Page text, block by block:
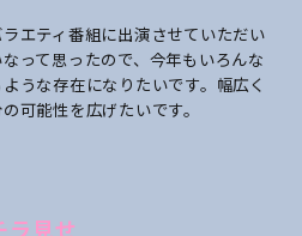
エティ番組に出演させていただい
って思ったので、今年もいろんな
うな存在になりたいです。幅広く
可能性を広げたいです。
ラ見せ